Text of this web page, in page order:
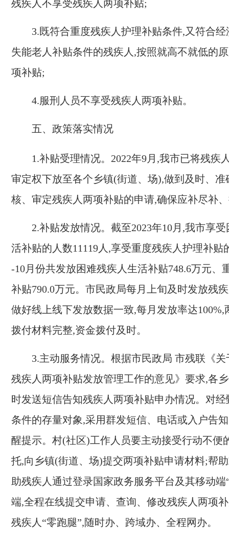
残疾人不享受残疾人两项补贴;
3.既符合重度残疾人护理补贴条件,又符合
失能老人补贴条件的残疾人,按照就高不就低的
项补贴;
4.服刑人员不享受残疾人两项补贴。
五、政策落实情况
1.补贴受理情况。 2022年9月,我市已将残疾
审定权下放至各个乡镇(街道、场),做到及时、准
核、审定残疾人两项补贴的申请,确保应补尽补
2.补贴发放情况。 截至2023年10月,我市享
活补贴的人数11119人,享受重度残疾人护理补贴
-10月份共发放困难残疾人生活补贴748.6万元、
补贴790.0万元。市民政局每月上旬及时发放残
做好线上线下发放数据一致,每月发放率达100%,
拨付材料完整,资金拨付及时。
3.主动服务情况。 根据市民政局 市残联《
残疾人两项补贴发放管理工作的意见》要求,各
时发送短信告知残疾人两项补贴申办情况。对
条件的存量对象,采用群发短信、电话或入户告
醒提示。村(社区)工作人员要主动接受行动不便
托,向乡镇(街道、场)提交两项补贴申请材料;帮
助残疾人通过登录国家政务服务平台及其移动端
端,全程在线提交申请、查询、修改残疾人两项
残疾人“零跑腿”,随时办、跨域办、全程网办。